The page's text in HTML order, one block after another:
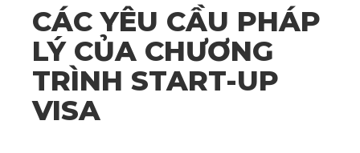
CÁC YÊU CẦU PHÁP
LÝ CỦA CHƯƠNG
TRÌNH START-UP
VISA